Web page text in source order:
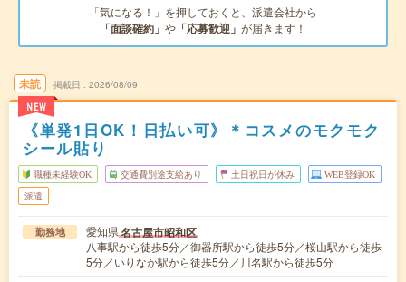
「気になる！」を押しておくと、派遣会社から
「面談確約」 や 「応募歓迎」 が届きます！
未読
NEW
掲載日 2026/08/09
《単発1日OK！日払い可》＊コスメのモクモク
シール貼り
職種未経験OK 交通費別途支給あり 土日祝日が休み WEB登録OK
派遣
勤務地 愛知県名古屋市昭和区
八事駅から徒歩5分／御器所駅から徒歩5分／桜山駅から徒歩
5分／いりなか駅から徒歩5分／川名駅から徒歩5分